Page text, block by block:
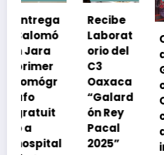
Recibe
Laborat
orio del
C3
Oaxaca
“Galard
ón Rey
Pacal
2025”
Consoli
da
Gobiern
o de
Oaxaca
coordin
ación
interins